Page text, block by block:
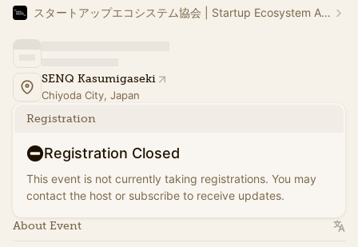
​​スタートアップエコシステム協会 | Startup Ecosystem Association Japan
SENQ Kasumigaseki
Chiyoda City, Japan
Registration
Registration Closed
This event is not currently taking registrations. You may
contact the host or subscribe to receive updates.
About Event